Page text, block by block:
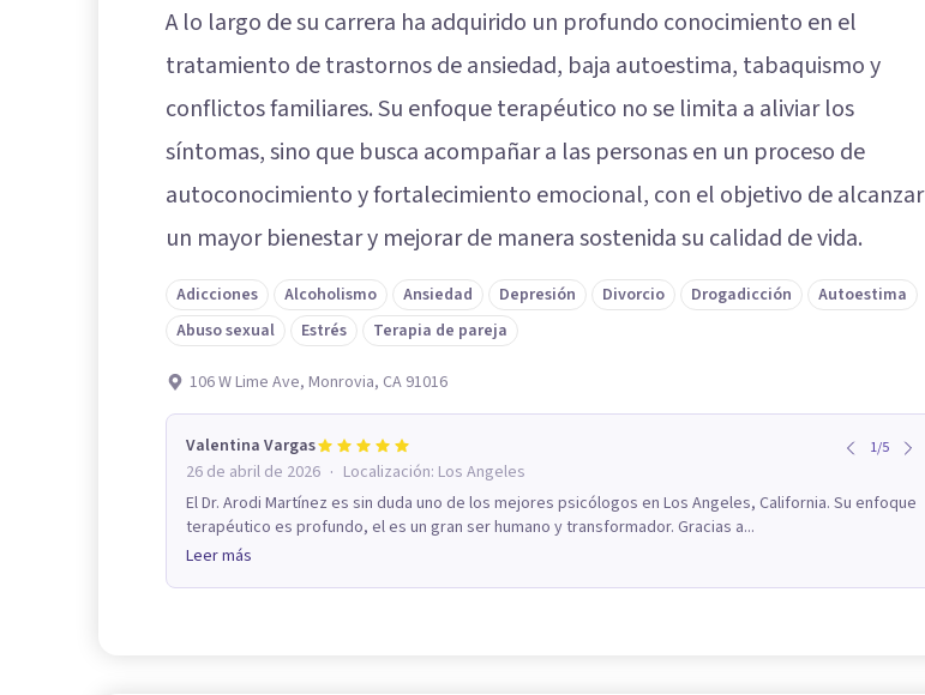
A lo largo de su carrera ha adquirido un profundo conocimiento en el
tratamiento de trastornos de ansiedad, baja autoestima, tabaquismo y
conflictos familiares. Su enfoque terapéutico no se limita a aliviar los
síntomas, sino que busca acompañar a las personas en un proceso de
autoconocimiento y fortalecimiento emocional, con el objetivo de alcanzar
un mayor bienestar y mejorar de manera sostenida su calidad de vida.
Adicciones Alcoholismo Ansiedad Depresión Divorcio Drogadicción
Autoestima
Abuso sexual
Estrés Terapia de pareja
106 W Lime Ave, Monrovia, CA 91016
Valentina Vargas 1/5
26 de abril de 2026 · Localización: Los Angeles
El Dr. Arodi Martínez es sin duda uno de los mejores psicólogos en Los Angeles, California. Su enfoque
terapéutico es profundo, el es un gran ser humano y transformador. Gracias a...
Leer más